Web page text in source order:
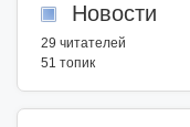
Новости
29 читателей
51 топик